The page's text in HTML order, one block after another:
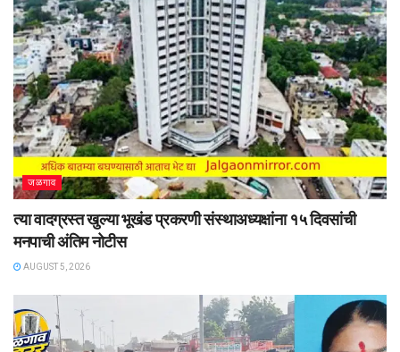
जळगाव
त्या वादग्रस्त खुल्या भूखंड प्रकरणी संस्थाअध्यक्षांना १५ दिवसांची
मनपाची अंतिम नोटीस
AUGUST 5, 2026